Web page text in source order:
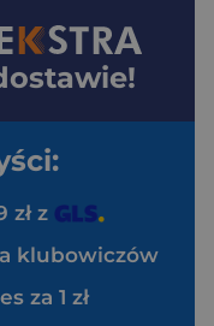
zł z
klubowiczów
za 1 zł